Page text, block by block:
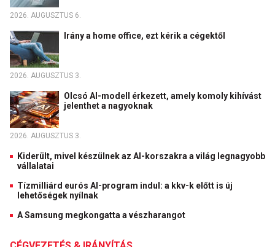
2026. AUGUSZTUS 6.
Irány a home office, ezt kérik a cégektől
2026. AUGUSZTUS 3.
Olcsó AI-modell érkezett, amely komoly kihívást
jelenthet a nagyoknak
2026. AUGUSZTUS 3.
Kiderült, mivel készülnek az AI-korszakra a világ legnagyobb
vállalatai
Tízmilliárd eurós AI-program indul: a kkv-k előtt is új
lehetőségek nyílnak
A Samsung megkongatta a vészharangot